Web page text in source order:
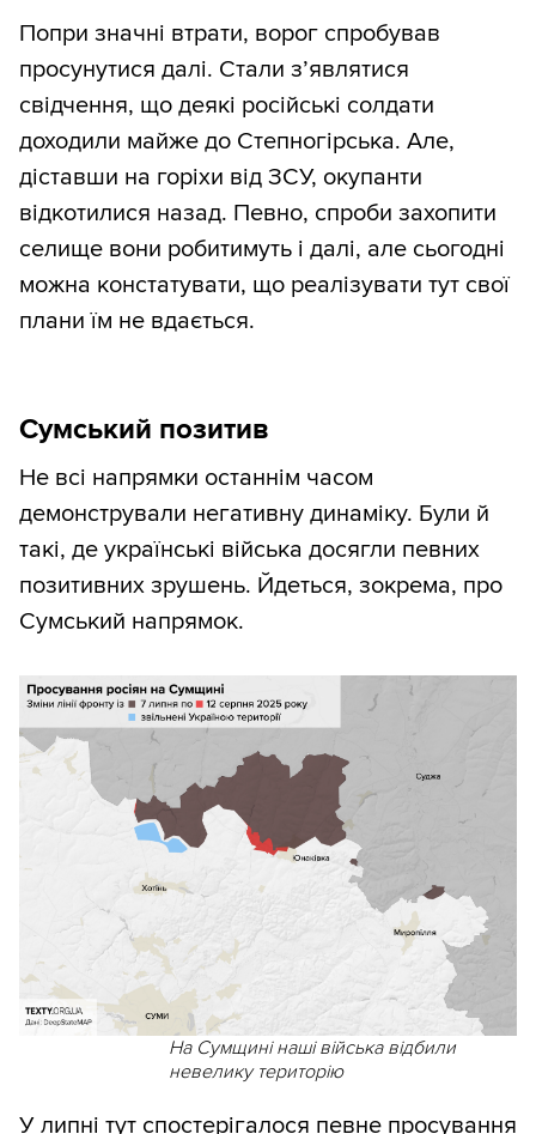
Попри значні втрати, ворог спробував
просунутися далі. Стали з’являтися
свідчення, що деякі російські солдати
доходили майже до Степногірська. Але,
діставши на горіхи від ЗСУ, окупанти
відкотилися назад. Певно, спроби захопити
селище вони робитимуть і далі, але сьогодні
можна констатувати, що реалізувати тут свої
плани їм не вдається.
Сумський позитив
Не всі напрямки останнім часом
демонстрували негативну динаміку. Були й
такі, де українські війська досягли певних
позитивних зрушень. Йдеться, зокрема, про
Сумський напрямок.
На Сумщині наші війська відбили
невелику територію
У липні тут спостерігалося певне просування